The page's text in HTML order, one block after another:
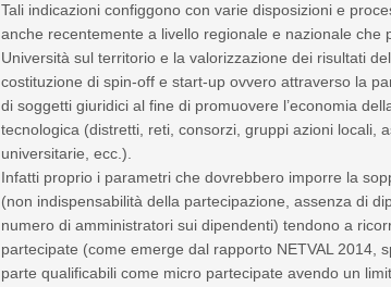
Tali indicazioni configgono con varie disposizioni e
anche recentemente a livello regionale e nazionale che
Università sul territorio e la valorizzazione dei risultati
costituzione di spin-off e start-up ovvero attraverso la
di soggetti giuridici al fine di promuovere l’economia
tecnologica (distretti, reti, consorzi, gruppi azioni locali,
universitarie, ecc.).
Infatti proprio i parametri che dovrebbero imporre la
(non indispensabilità della partecipazione, assenza di
numero di amministratori sui dipendenti) tendono a
partecipate (come emerge dal rapporto NETVAL 2014,
parte qualificabili come micro partecipate avendo un